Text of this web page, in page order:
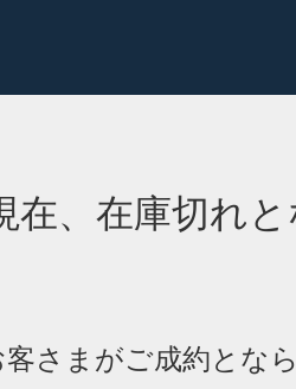
在、在庫切れ
さまがご成約とな